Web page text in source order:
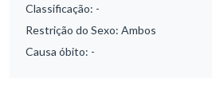
Classificação: -
Restrição do Sexo: Ambos
Causa óbito: -